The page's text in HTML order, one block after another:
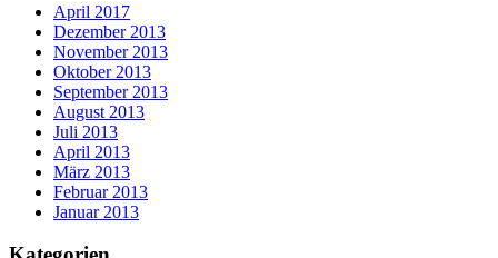
April 2017
Dezember 2013
November 2013
Oktober 2013
September 2013
August 2013
Juli 2013
April 2013
März 2013
Februar 2013
Januar 2013